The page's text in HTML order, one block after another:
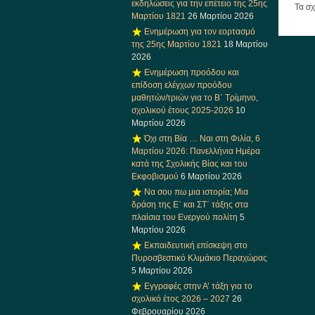
Τα
εκδηλώσεις για την επέτειο της 25ης
Μαρτίου 1821 26 Μαρτίου 2026
Ενημέρωση για τον εορτασμό
της 25ης Μαρτίου 1821 18 Μαρτίου
2026
Ενημέρωση προόδου και
επίδοση ελέγχων προόδου
μαθητών/τριών για το Β΄ Τρίμηνο,
σχολικού έτους 2025-2026 10
Μαρτίου 2026
Όχι στη Βία … Ναι στη Φιλία, 6
Μαρτίου 2026: Πανελλήνια Ημέρα
κατά της Σχολικής Βίας και του
Εκφοβισμού 6 Μαρτίου 2026
Να σου πω μια ιστορία; Μια
δράση της Ε΄ και ΣΤ΄ τάξης στα
πλαίσια του Ενεργού πολίτη 5
Μαρτίου 2026
Εκπαιδευτική επίσκεψη στο
Πυροσβεστικό Κλιμάκιο Περαχώρας
5 Μαρτίου 2026
Εγγραφές στην Α’ τάξη για το
σχολικό έτος 2026 – 2027 26
Φεβρουαρίου 2026